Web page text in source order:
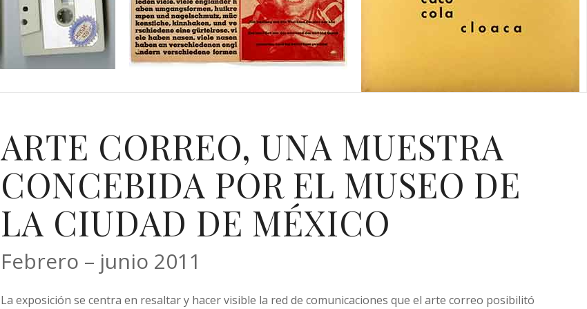
ARTE CORREO, UNA MUESTRA
CONCEBIDA POR EL MUSEO DE
LA CIUDAD DE MÉXICO
Febrero – junio 2011
La exposición se centra en resaltar y hacer visible la red de comunicaciones que el arte correo posibilitó